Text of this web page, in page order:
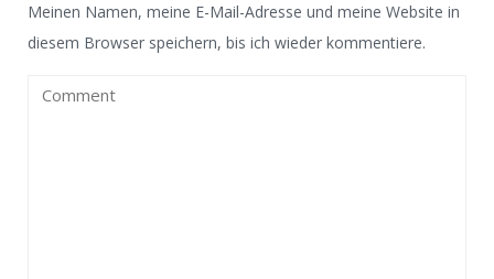
Meinen Namen, meine E-Mail-Adresse und meine Website in
diesem Browser speichern, bis ich wieder kommentiere.